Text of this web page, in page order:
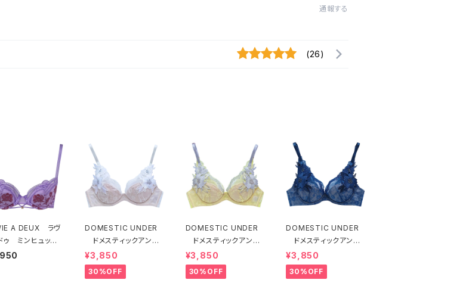
通報する
(26)
A DEUX ラヴ
ゥ ミンヒュッ
ジャー（ライラ
DOMESTIC UNDER
ドメスティックアンダ
ー モティフフルール
ブラジャー（オフホワイ
ト）D2255
¥3,850
30%OFF
DOMESTIC UNDER
ドメスティックアンダ
ー モティフフルール
ブラジャー（レモネード）
D2255 送料無料
¥3,850
30%OFF
DOMESTIC UNDER
ドメスティックアンダ
ー モティフフルール
ブラジャー（ブルー）D2
255
¥3,850
30%OFF